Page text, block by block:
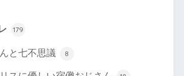
179
と七不思議 8